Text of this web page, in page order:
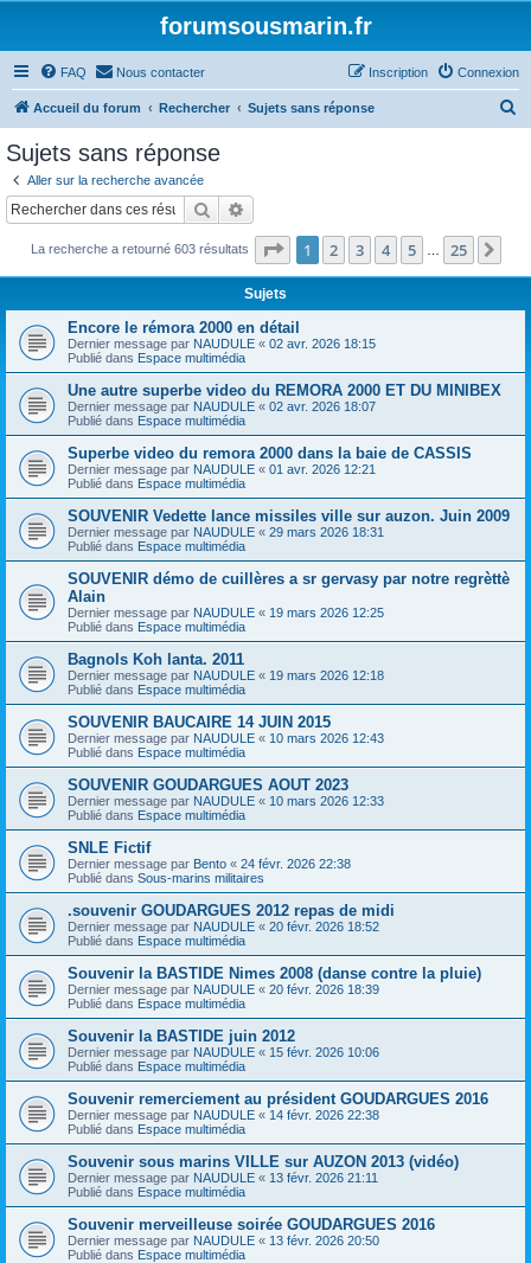
forumsousmarin.fr
FAQ Nous contacter Connexion
Inscription
Accueil du forum Rechercher Sujets sans réponse
c
Sujets sans réponse
Aller sur la recherche avancée
Rechercher
La recherche a retourné 603 résultats Page 1sur25
1 2 3 4 5 25
Sujets
Encore le rémora 2000 en détail
Dernier message par NAUDULE « 02 avr. 2026 18:15
Publié dans Espace multimédia
Une autre superbe video du REMORA 2000 ET DU MINIBEX
Dernier message par NAUDULE « 02 avr. 2026 18:07
Publié dans Espace multimédia
Superbe video du remora 2000 dans la baie de CASSIS
Dernier message par NAUDULE « 01 avr. 2026 12:21
Publié dans Espace multimédia
SOUVENIR Vedette lance missiles ville sur auzon. Juin 2009
Dernier message par NAUDULE « 29 mars 2026 18:31
Publié dans Espace multimédia
SOUVENIR démo de cuillères a sr gervasy par notre regrèttè
Alain
Dernier message par NAUDULE « 19 mars 2026 12:25
Publié dans Espace multimédia
Bagnols Koh lanta. 2011
Dernier message par NAUDULE « 19 mars 2026 12:18
Publié dans Espace multimédia
SOUVENIR BAUCAIRE 14 JUIN 2015
Dernier message par NAUDULE « 10 mars 2026 12:43
Publié dans Espace multimédia
SOUVENIR GOUDARGUES AOUT 2023
Dernier message par NAUDULE « 10 mars 2026 12:33
Publié dans Espace multimédia
SNLE Fictif
Dernier message par Bento « 24 févr. 2026 22:38
Publié dans Sous-marins militaires
.souvenir GOUDARGUES 2012 repas de midi
Dernier message par NAUDULE « 20 févr. 2026 18:52
Publié dans Espace multimédia
Souvenir la BASTIDE Nimes 2008 (danse contre la pluie)
Dernier message par NAUDULE « 20 févr. 2026 18:39
Publié dans Espace multimédia
Souvenir la BASTIDE juin 2012
Dernier message par NAUDULE « 15 févr. 2026 10:06
Publié dans Espace multimédia
Souvenir remerciement au président GOUDARGUES 2016
Dernier message par NAUDULE « 14 févr. 2026 22:38
Publié dans Espace multimédia
Souvenir sous marins VILLE sur AUZON 2013 (vidéo)
Dernier message par NAUDULE « 13 févr. 2026 21:11
Publié dans Espace multimédia
Souvenir merveilleuse soirée GOUDARGUES 2016
Dernier message par NAUDULE « 13 févr. 2026 20:50
Publié dans Espace multimédia